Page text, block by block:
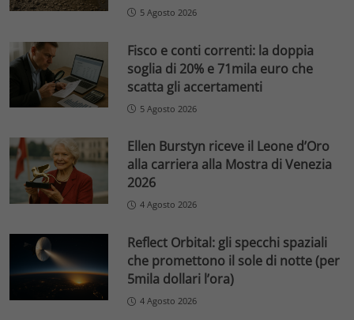
5 Agosto 2026
Fisco e conti correnti: la doppia
soglia di 20% e 71mila euro che
scatta gli accertamenti
5 Agosto 2026
Ellen Burstyn riceve il Leone d’Oro
alla carriera alla Mostra di Venezia
2026
4 Agosto 2026
Reflect Orbital: gli specchi spaziali
che promettono il sole di notte (per
5mila dollari l’ora)
4 Agosto 2026